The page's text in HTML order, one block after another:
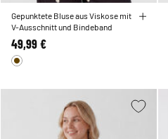
Gepunktete Bluse aus Viskose mit
V-Ausschnitt und Bindeband
49,99 €